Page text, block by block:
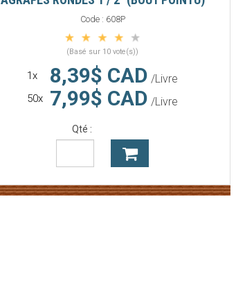
Code : 608P
(Basé sur 10 vote(s))
1x 8,39$ CAD /Livre
50x 7,99$ CAD /Livre
Qté :